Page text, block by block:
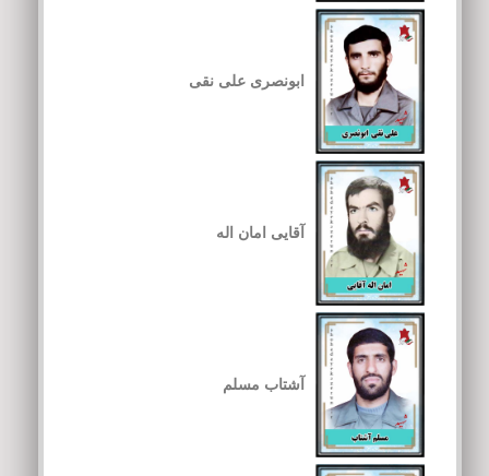
ابونصری علی نقی
آقایی امان اله
آشتاب مسلم